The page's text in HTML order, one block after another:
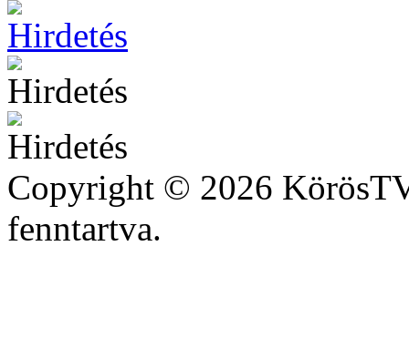
Copyright © 2026
fenntartva.